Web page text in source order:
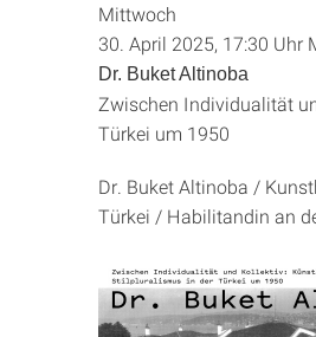
Mittwoch
30. April 2025, 17:30 Uhr
Dr. Buket Altinoba
Zwischen Individualität
Türkei um 1950
Dr. Buket Altinoba /
Türkei / Habilitandin an